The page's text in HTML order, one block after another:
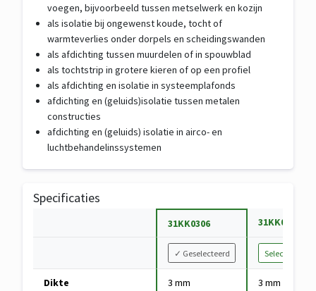
voegen, bijvoorbeeld tussen metselwerk en kozijn
als isolatie bij ongewenst koude, tocht of
warmteverlies onder dorpels en scheidingswanden
als afdichting tussen muurdelen of in spouwblad
als tochtstrip in grotere kieren of op een profiel
als afdichting en isolatie in systeemplafonds
afdichting en (geluids)isolatie tussen metalen
constructies
afdichting en (geluids) isolatie in airco- en
luchtbehandelinssystemen
Specificaties
Specificaties
c
i
31KK0306 31KK0309
r
✓ Geselecteerd Selecteer
Dikte 3 mm 3 mm